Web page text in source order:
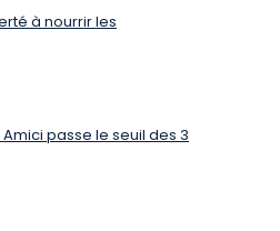
à nourrir les
passe le seuil des 3